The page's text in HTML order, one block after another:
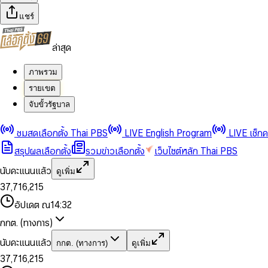
แชร์
ล่าสุด
ภาพรวม
รายเขต
จับขั้วรัฐบาล
ชมสดเลือกตั้ง Thai PBS LIVE English Program
LIVE เช็ก
สรุปผลเลือกตั้ง
รวมข่าวเลือกตั้ง
เว็บไซต์หลัก Thai PBS
นับคะแนนแล้ว
ดูเพิ่ม
0
1
2
3
4
5
6
8
9
2
3
4
5
6
7
8
9
,
0
2
4
6
7
8
9
0
1
2
3
4
5
6
7
8
1
3
5
6
7
8
9
,
1
2
4
5
7
8
9
0
1
3
4
6
7
8
0
2
3
4
5
7
8
อัปเดต ณ14:32
กกต. (ทางการ)
นับคะแนนแล้ว
กกต. (ทางการ) ดูเพิ่ม
0
1
2
3
0
1
2
4
5
6
7,
0
1
2
4
6
7
0
1
0
1
3
5
6,
1
2
0
1
0
2
3
4
5